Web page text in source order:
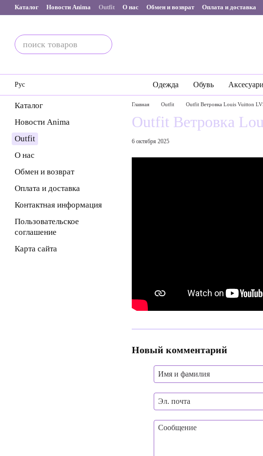
Перейти к основному контенту
Каталог Новости Anima Outfit О нас Обмен и возврат Оплата и доставка
Рус Одежда Обувь Аксесуари
Главная Outfit Outfit Ветровка Louis Vuitton
Outfit Ветровка
6 октября 2025
Новый комментарий
Каталог
Новости Anima
Outfit
О нас
Обмен и возврат
Оплата и доставка
Контактная информация
Пользовательское
соглашение
Карта сайта